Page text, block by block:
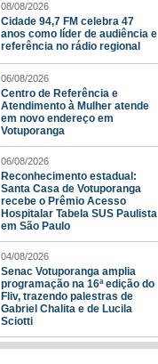
08/08/2026
Cidade 94,7 FM celebra 47
anos como líder de audiência e
referência no rádio regional
06/08/2026
Centro de Referência e
Atendimento à Mulher atende
em novo endereço em
Votuporanga
06/08/2026
Reconhecimento estadual:
Santa Casa de Votuporanga
recebe o Prêmio Acesso
Hospitalar Tabela SUS Paulista
em São Paulo
04/08/2026
Senac Votuporanga amplia
programação na 16ª edição do
Fliv, trazendo palestras de
Gabriel Chalita e de Lucila
Sciotti